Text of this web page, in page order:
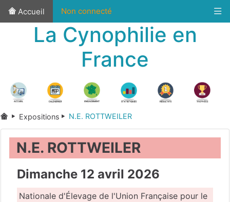
Accueil Non connecté
La Cynophilie en
France
Expositions N.E. ROTTWEILER
N.E. ROTTWEILER
Dimanche 12 avril 2026
Nationale d'Élevage de l'Union Française pour le